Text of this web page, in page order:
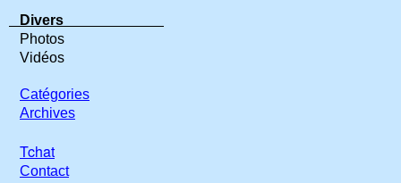
Divers
Photos
Vidéos
Catégories
Archives
Tchat
Contact